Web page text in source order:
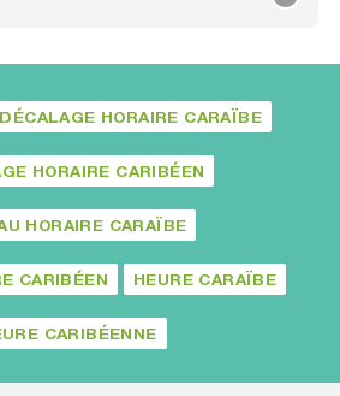
DÉCALAGE HORAIRE CARAÏBE
HORAIRE CARIBÉEN
HORAIRE CARAÏBE
CARIBÉEN HEURE CARAÏBE
CARIBÉENNE